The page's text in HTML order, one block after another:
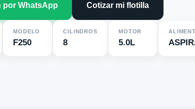
por WhatsApp Cotizar mi flotilla
MODELO
F250
CILINDROS
8
MOTOR
5.0L